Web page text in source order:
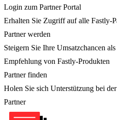
Login zum Partner Portal
Erhalten Sie Zugriff auf alle Fastly-
Partner werden
Steigern Sie Ihre Umsatzchancen
Empfehlung von Fastly-Produkten
Partner finden
Holen Sie sich Unterstützung bei
Partner